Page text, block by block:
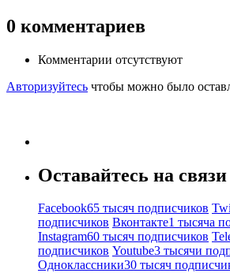
0 комментариев
Комментарии отсутствуют
Авторизуйтесь чтобы можно было
Оставайтесь на связи
Facebook65 тысяч подписчиков
подписчиков Вконтакте1 тысяча
Instagram60 тысяч подписчиков
подписчиков Youtube3 тысячи
Одноклассники30 тысяч